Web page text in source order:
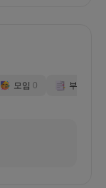
모임 0 부스